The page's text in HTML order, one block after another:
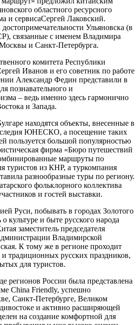
областного ресурсного
и сервисаСергей Лаковский.
Ульяновска (в
связанные с именем Владимира
и Санкт-Петербурга.
комитета Республики
Иванов и его советник по работе
Александр Федин представили в
познавательного и
– ведь именно здесь гармонично
и Запада.
находятся объекты, внесенные в
ЮНЕСКО, а посещение таких
пользуется большой популярностью
фирма «Бюро путешествий
маршруты по
туристов из КНР, а туркомпания
разнообразные туры по региону.
фольклорного коллектива
и гостей выставки.
Руси, побывать в городах Золотого
культуре и быте русского народа
заместитель председателя
Владимирской
К тому же в регионе проходит
традиционных русских праздников,
для туристов.
регионов России была представлена
China Friendly, успешно
Санкт-Петербурге, Великом
и активно расширяющей
на создание комфортной для